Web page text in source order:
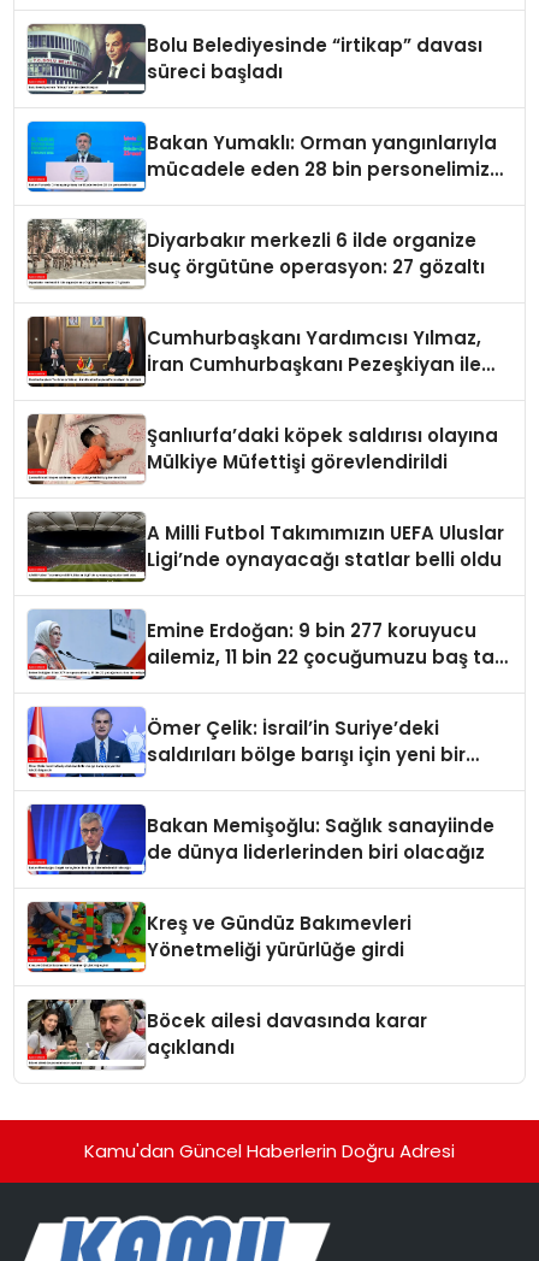
Bolu Belediyesinde “irtikap” davası
süreci başladı
Bakan Yumaklı: Orman yangınlarıyla
mücadele eden 28 bin personelimiz
Diyarbakır merkezli 6 ilde organize
suç örgütüne operasyon: 27 gözaltı
Cumhurbaşkanı Yardımcısı Yılmaz,
İran Cumhurbaşkanı Pezeşkiyan ile
Şanlıurfa’daki köpek saldırısı olayına
Mülkiye Müfettişi görevlendirildi
A Milli Futbol Takımımızın UEFA Uluslar
Ligi’nde oynayacağı statlar belli oldu
Emine Erdoğan: 9 bin 277 koruyucu
ailemiz, 11 bin 22 çocuğumuzu baş tacı
Ömer Çelik: İsrail’in Suriye’deki
saldırıları bölge barışı için yeni bir
Bakan Memişoğlu: Sağlık sanayiinde
de dünya liderlerinden biri olacağız
Kreş ve Gündüz Bakımevleri
Yönetmeliği yürürlüğe girdi
Böcek ailesi davasında karar
açıklandı
Kamu'dan Güncel Haberlerin Doğru Adresi